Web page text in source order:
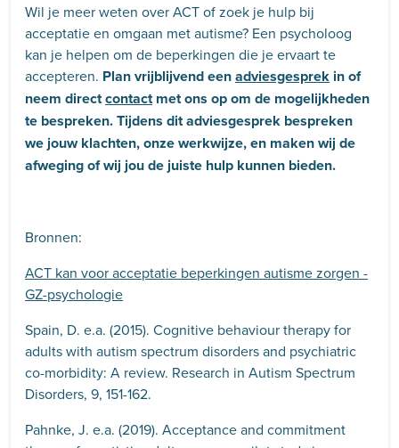
Wil je meer weten over ACT of zoek je hulp bij
acceptatie en omgaan met autisme? Een psycholoog
kan je helpen om de beperkingen die je ervaart te
accepteren. Plan vrijblijvend eenadviesgesprek in of
neem directcontactmet ons op om de mogelijkheden
te bespreken. Tijdens dit adviesgesprek bespreken
we jouw klachten, onze werkwijze, en maken wij de
afweging of wij jou de juiste hulp kunnen bieden.
Bronnen:
ACT kan voor acceptatie beperkingen autisme zorgen -
GZ-psychologie
Spain, D. e.a. (2015). Cognitive behaviour therapy for
adults with autism spectrum disorders and psychiatric
co-morbidity: A review. Research in Autism Spectrum
Disorders, 9, 151-162.
Pahnke, J. e.a. (2019). Acceptance and commitment